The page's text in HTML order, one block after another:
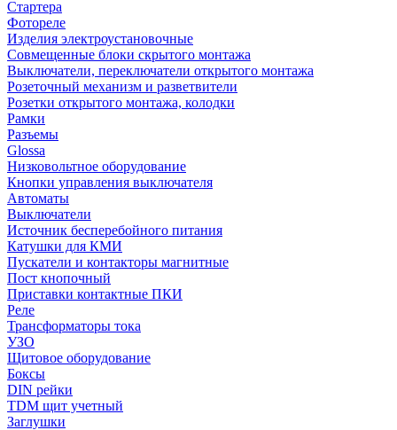
Стартера
Фотореле
Изделия электроустановочные
Совмещенные блоки скрытого монтажа
Выключатели, переключатели открытого монтажа
Розеточный механизм и разветвители
Розетки открытого монтажа, колодки
Рамки
Разъемы
Glossa
Низковольтное оборудование
Кнопки управления выключателя
Автоматы
Выключатели
Источник бесперебойного питания
Катушки для КМИ
Пускатели и контакторы магнитные
Пост кнопочный
Приставки контактные ПКИ
Реле
Трансформаторы тока
УЗО
Щитовое оборудование
Боксы
DIN рейки
TDM щит учетный
Заглушки